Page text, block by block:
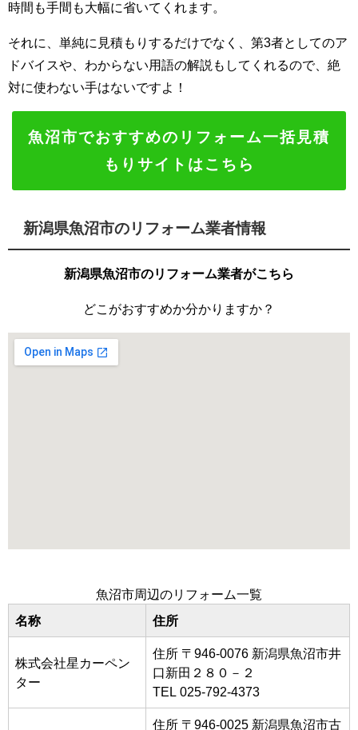
時間も手間も大幅に省いてくれます。
それに、単純に見積もりするだけでなく、第3者としてのア
ドバイスや、わからない用語の解説もしてくれるので、絶
対に使わない手はないですよ！
魚沼市でおすすめのリフォーム一括見積
もりサイトはこちら
新潟県魚沼市のリフォーム業者情報
新潟県魚沼市のリフォーム業者がこちら
どこがおすすめか分かりますか？
魚沼市周辺のリフォーム一覧
名称 住所
株式会社星カーペン
ター
住所 〒946-0076 新潟県魚沼市井
口新田２８０－２
TEL 025-792-4373
住所 〒946-0025 新潟県魚沼市古